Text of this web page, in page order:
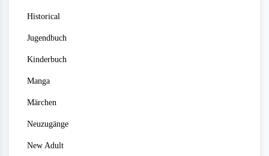
Historical
Jugendbuch
Kinderbuch
Manga
Märchen
Neuzugänge
New Adult